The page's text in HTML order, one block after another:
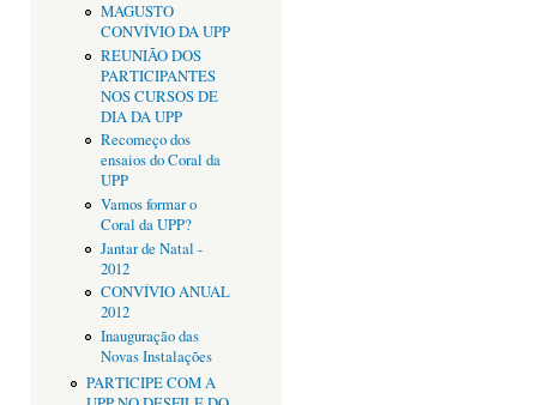
MAGUSTO
CONVÍVIO DA UPP
REUNIÃO DOS
PARTICIPANTES
NOS CURSOS DE
DIA DA UPP
Recomeço dos
ensaios do Coral da
UPP
Vamos formar o
Coral da UPP?
Jantar de Natal -
2012
CONVÍVIO ANUAL
2012
Inauguração das
Novas Instalações
PARTICIPE COM A